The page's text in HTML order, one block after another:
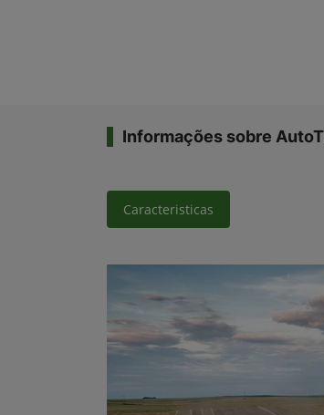
Informações sobre
Caracteristicas